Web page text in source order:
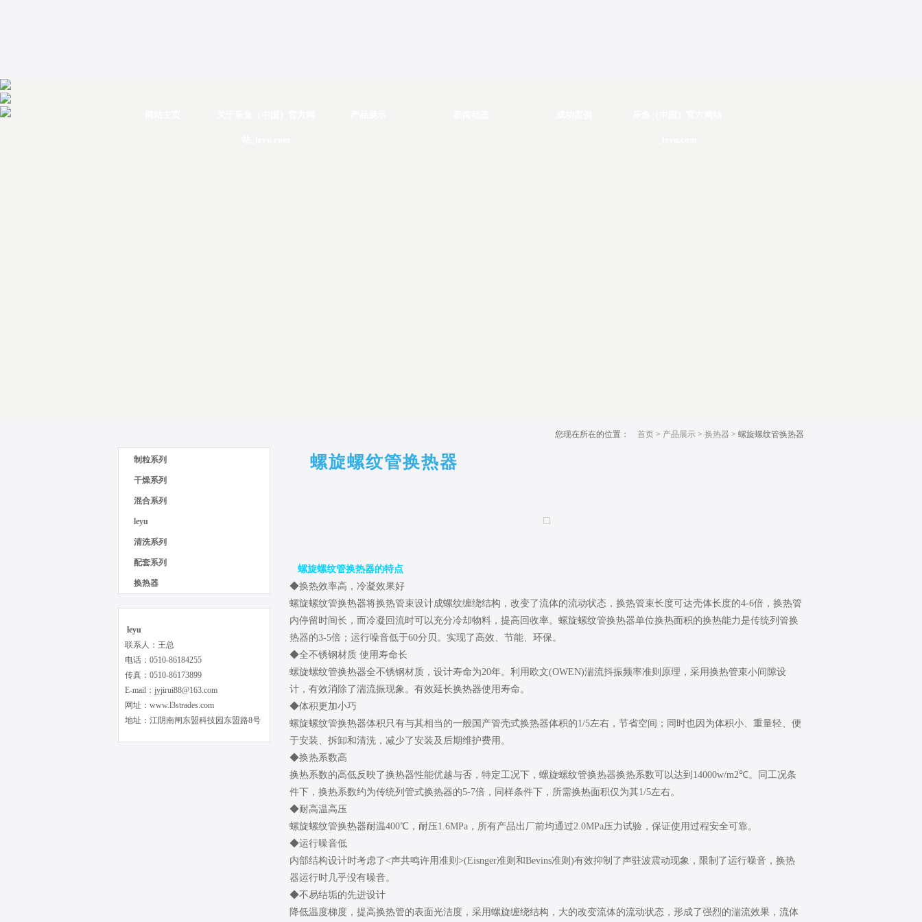
您现在所在的位置： 首页 > 产品展示 > 换热器 > 螺旋螺纹管换热器
制粒系列
干燥系列
混合系列
leyu
清洗系列
配套系列
换热器
leyu
联系人：王总
电话：0510-86184255
传真：0510-86173899
E-mail：jyjirui88@163.com
网址：www.l3strades.com
地址：江阴南闸东盟科技园东盟路8号
螺旋螺纹管换热器
螺旋螺纹管换热器的特点
◆换热效率高，冷凝效果好
螺旋螺纹管换热器将换热管束设计成螺纹缠绕结构，改变了流体的流动状态，换热管束长度可达壳体长度的4-6倍，换热管
内停留时间长，而冷凝回流时可以充分冷却物料，提高回收率。螺旋螺纹管换热器单位换热面积的换热能力是传统列管换
热器的3-5倍；运行噪音低于60分贝。实现了高效、节能、环保。
◆全不锈钢材质 使用寿命长
螺旋螺纹管换热器全不锈钢材质，设计寿命为20年。利用欧文(OWEN)湍流抖振频率准则原理，采用换热管束小间隙设
计，有效消除了湍流振现象。有效延长换热器使用寿命。
◆体积更加小巧
螺旋螺纹管换热器体积只有与其相当的一般国产管壳式换热器体积的1/5左右，节省空间；同时也因为体积小、重量轻、便
于安装、拆卸和清洗，减少了安装及后期维护费用。
◆换热系数高
换热系数的高低反映了换热器性能优越与否，特定工况下，螺旋螺纹管换热器换热系数可以达到14000w/m2℃。同工况条
件下，换热系数约为传统列管式换热器的5-7倍，同样条件下，所需换热面积仅为其1/5左右。
◆耐高温高压
螺旋螺纹管换热器耐温400℃，耐压1.6MPa，所有产品出厂前均通过2.0MPa压力试验，保证使用过程安全可靠。
◆运行噪音低
内部结构设计时考虑了<声共鸣许用准则>(Eisnger准则和Bevins准则)有效抑制了声驻波震动现象，限制了运行噪音，换热
器运行时几乎没有噪音。
◆不易结垢的先进设计
降低温度梯度，提高换热管的表面光洁度，采用螺旋缠绕结构，大的改变流体的流动状态，形成了强烈的湍流效果，流体